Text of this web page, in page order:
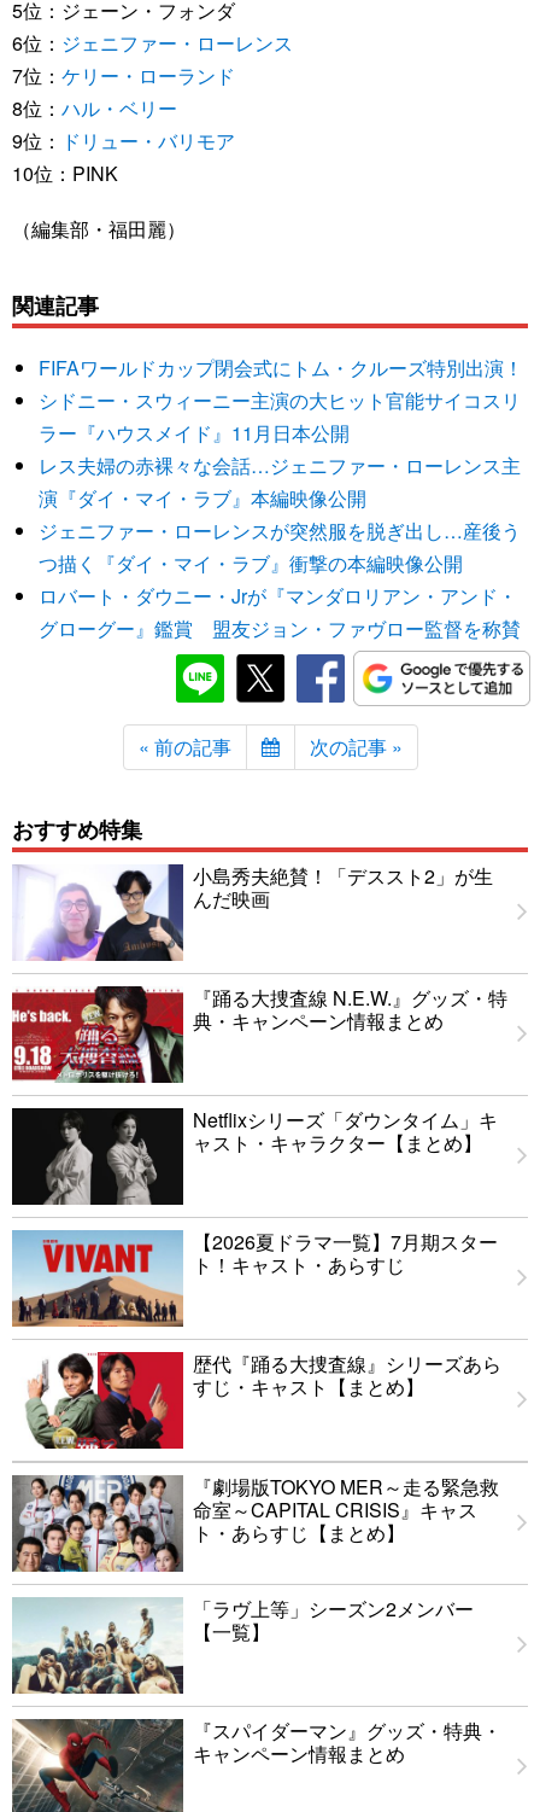
5位：ジェーン・フォンダ
6位： ジェニファー・ローレンス
7位： ケリー・ローランド
8位： ハル・ベリー
9位： ドリュー・バリモア
10位：PINK
（編集部・福田麗）
関連記事
FIFAワールドカップ閉会式にトム・クルーズ特別出演！
シドニー・スウィーニー主演の大ヒット官能サイコスリ
ラー『ハウスメイド』11月日本公開
レス夫婦の赤裸々な会話…ジェニファー・ローレンス主
演『ダイ・マイ・ラブ』本編映像公開
ジェニファー・ローレンスが突然服を脱ぎ出し…産後う
つ描く『ダイ・マイ・ラブ』衝撃の本編映像公開
ロバート・ダウニー・Jrが『マンダロリアン・アンド・
グローグー』鑑賞 盟友ジョン・ファヴロー監督を称賛
« 前の記事 次の記事 »
おすすめ特集
小島秀夫絶賛！「デススト2」が生
んだ映画
『踊る大捜査線 N.E.W.』グッズ・特
典・キャンペーン情報まとめ
Netflixシリーズ「ダウンタイム」キ
ャスト・キャラクター【まとめ】
【2026夏ドラマ一覧】7月期スター
ト！キャスト・あらすじ
歴代『踊る大捜査線』シリーズあら
すじ・キャスト【まとめ】
『劇場版TOKYO MER～走る緊急救
命室～CAPITAL CRISIS』キャス
ト・あらすじ【まとめ】
「ラヴ上等」シーズン2メンバー
【一覧】
『スパイダーマン』グッズ・特典・
キャンペーン情報まとめ